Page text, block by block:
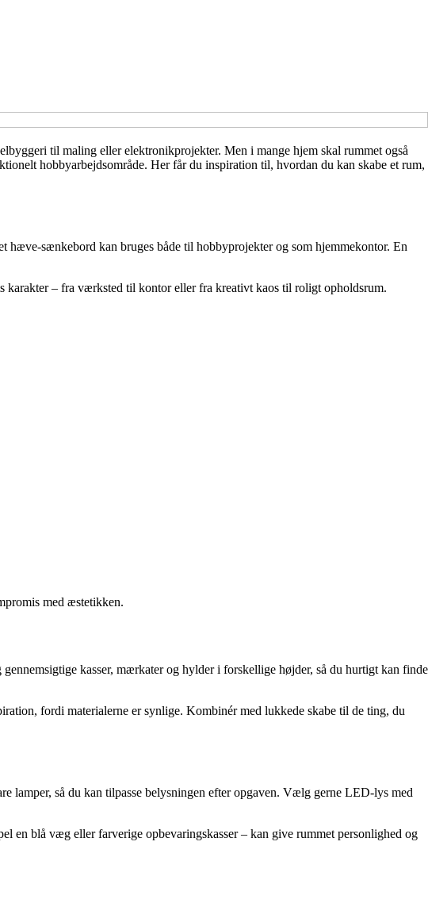
til maling eller elektronikprojekter. Men i mange hjem skal rummet også
hobbyarbejdsområde. Her får du inspiration til, hvordan du kan skabe et rum,
hæve-sænkebord kan bruges både til hobbyprojekter og som hjemmekontor. En
karakter – fra værksted til kontor eller fra kreativt kaos til roligt opholdsrum.
med æstetikken.
kasser, mærkater og hylder i forskellige højder, så du hurtigt kan finde
fordi materialerne er synlige. Kombinér med lukkede skabe til de ting, du
lamper, så du kan tilpasse belysningen efter opgaven. Vælg gerne LED-lys med
en blå væg eller farverige opbevaringskasser – kan give rummet personlighed og